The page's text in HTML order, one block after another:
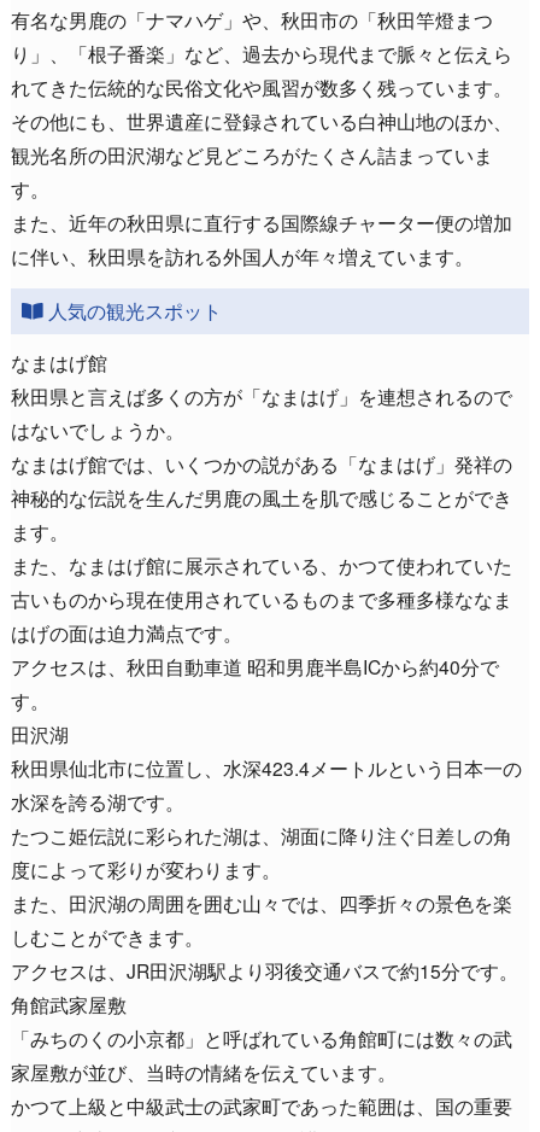
有名な男鹿の「ナマハゲ」や、秋田市の「秋田竿燈まつ
り」、「根子番楽」など、過去から現代まで脈々と伝えら
れてきた伝統的な民俗文化や風習が数多く残っています。
その他にも、世界遺産に登録されている白神山地のほか、
観光名所の田沢湖など見どころがたくさん詰まっていま
す。
また、近年の秋田県に直行する国際線チャーター便の増加
に伴い、秋田県を訪れる外国人が年々増えています。
人気の観光スポット
なまはげ館
秋田県と言えば多くの方が「なまはげ」を連想されるので
はないでしょうか。
なまはげ館では、いくつかの説がある「なまはげ」発祥の
神秘的な伝説を生んだ男鹿の風土を肌で感じることができ
ます。
また、なまはげ館に展示されている、かつて使われていた
古いものから現在使用されているものまで多種多様ななま
はげの面は迫力満点です。
アクセスは、秋田自動車道 昭和男鹿半島ICから約40分で
す。
田沢湖
秋田県仙北市に位置し、水深423.4メートルという日本一の
水深を誇る湖です。
たつこ姫伝説に彩られた湖は、湖面に降り注ぐ日差しの角
度によって彩りが変わります。
また、田沢湖の周囲を囲む山々では、四季折々の景色を楽
しむことができます。
アクセスは、JR田沢湖駅より羽後交通バスで約15分です。
角館武家屋敷
「みちのくの小京都」と呼ばれている角館町には数々の武
家屋敷が並び、当時の情緒を伝えています。
かつて上級と中級武士の武家町であった範囲は、国の重要